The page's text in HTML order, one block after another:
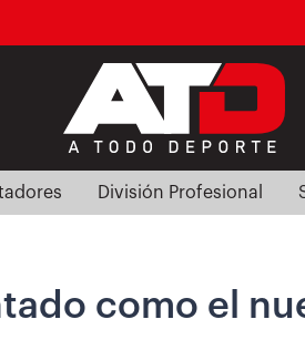
División Profesional
como el